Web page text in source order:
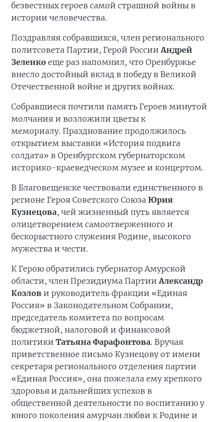
безвестных героев самой страшной войны в
истории человечества.
Поздравляя собравшихся, член регионального
политсовета Партии, Герой РоссииАндрей
Зеленко еще раз напомнил, что Оренбуржье
внесло достойный вклад в победу в Великой
Отечественной войне и других войнах.
Собравшиеся почтили память Героев минутой
молчания и возложили цветы к
мемориалу. Празднование продолжилось
открытием выставки «История подвига
солдата» в Оренбургском губернаторском
историко-краеведческом музее и концертом.
В Благовещенске чествовали единственного в
регионе Героя Советского Союза Юрия
Кузнецова, чей жизненный путь является
олицетворением самоотверженного и
бескорыстного служения Родине, высокого
мужества и чести.
К Герою обратились губернатор Амурской
области, член Президиума ПартииАлександр
Козлов и руководитель фракции «Единая
Россия» в Законодательном Собрании,
председатель комитета по вопросам
бюджетной, налоговой и финансовой
политики Татьяна Фарафонтова. Вручая
приветственное письмо Кузнецову от имени
секретаря регионального отделения партии
«Единая Россия», она пожелала ему крепкого
здоровья и дальнейших успехов в
общественной деятельности по воспитанию у
юного поколения амурчан любви к Родине и